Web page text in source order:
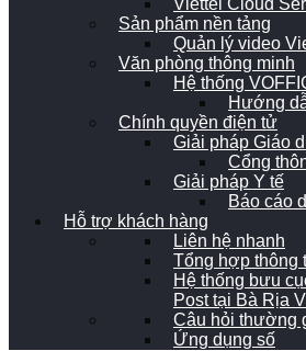
Viettel Cloud
Sản phẩm nền tảng
Quản lý video
Văn phòng thông minh
Hệ thống
Hướng
Chính quyền điện tử
Giải pháp Giáo
Cổng
Giải pháp Y tế
Báo cáo
Hỗ trợ khách hàng
Liên hệ nhanh
Tổng hợp thông
Hệ thống bưu
Post tại Bà Rịa
Câu hỏi thường
Ứng dụng số